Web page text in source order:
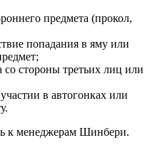
предмета (прокол,
попадания в яму или
со стороны третьих лиц или
в автогонках или
к менеджерам Шинбери.